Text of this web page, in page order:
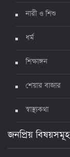
নারী ও শিশু
ধর্ম
শিক্ষাঙ্গন
শেয়ার বাজার
স্বাস্থ্যকথা
জনপ্রিয় বিষয়সমূহ